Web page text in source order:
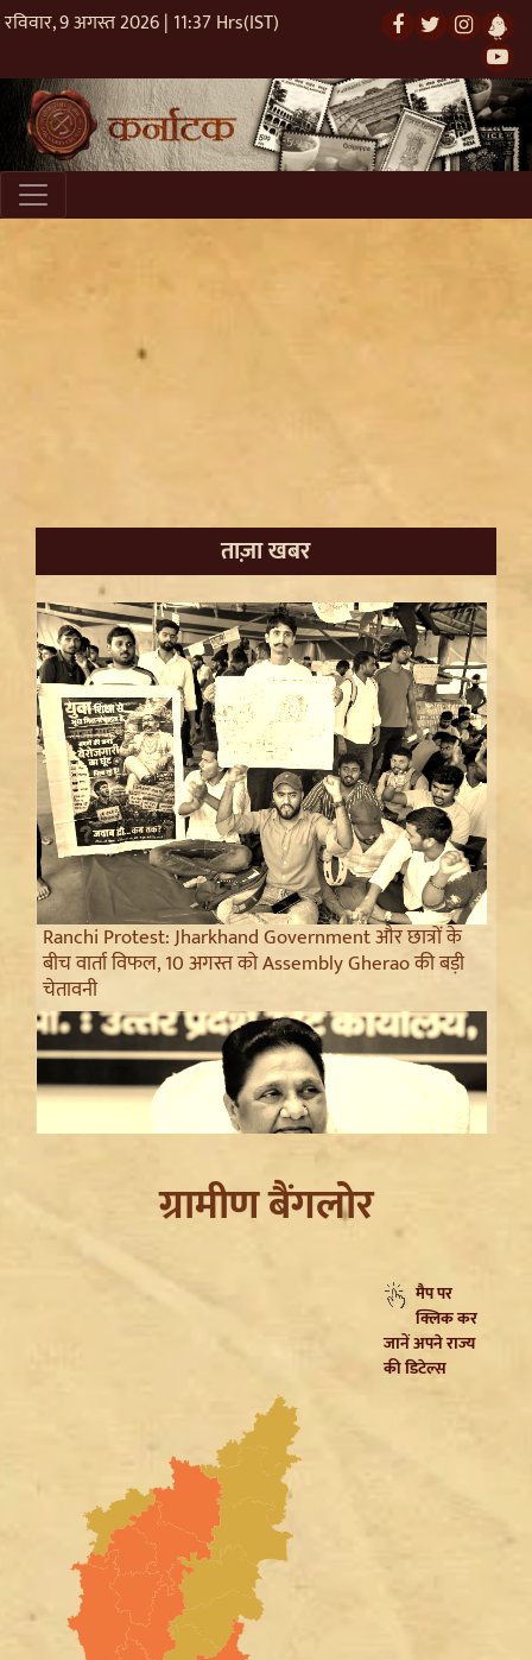
रविवार, 9 अगस्त 2026 | 11:37 Hrs(IST)
ताज़ा खबर
Ranchi Protest: Jharkhand Government और छात्रों के
बीच वार्ता विफल, 10 अगस्त को Assembly Gherao की बड़ी
चेतावनी
Mayawati on SP: गिरगिट की तरह रंग बदलती है सपा,
ब्राह्मणों को लुभाने के लिए Akhilesh Yadav का नया दांव
ग्रामीण बैंगलोर
मैप पर
क्लिक कर
जानें अपने राज्य
की डिटेल्स